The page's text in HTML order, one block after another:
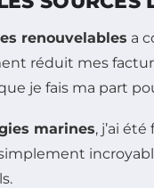
renouvelables a
réduit mes
je fais ma part
marines, j’ai